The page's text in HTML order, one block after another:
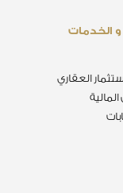
و الخدمات
العقاري
المالية